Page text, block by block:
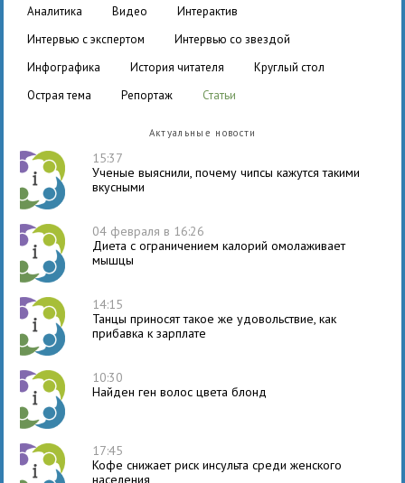
аналитика видео
интерактив
интервью с экспертом
интервью со звездой
инфографика
история читателя
круглый стол
острая тема
репортаж статьи
Актуальные новости
15:37
Ученые выяснили, почему чипсы кажутся такими
вкусными
04 февраля в 16:26
Диета с ограничением калорий омолаживает
мышцы
14:15
Танцы приносят такое же удовольствие, как
прибавка к зарплате
10:30
Найден ген волос цвета блонд
17:45
Кофе снижает риск инсульта среди женского
населения